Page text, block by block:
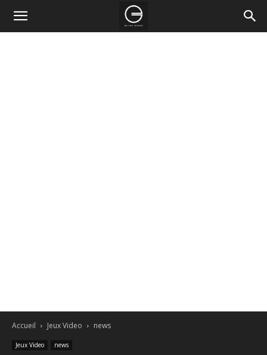
Accueil Jeux Video news
Jeux Video news